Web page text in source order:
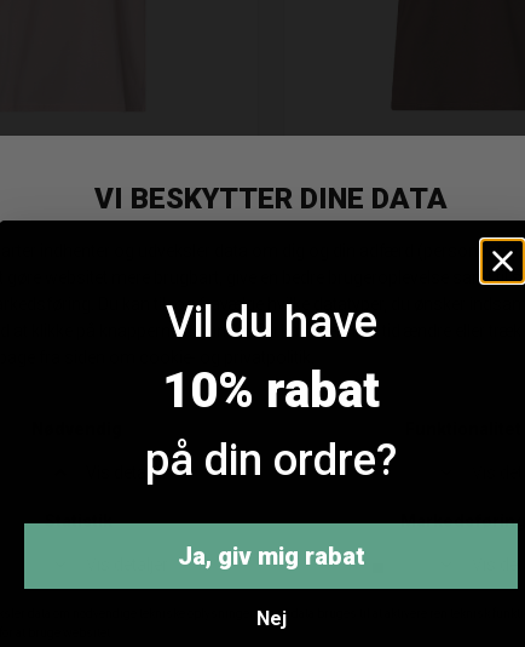
love1303-3 T-shirt love1303-3 T-shirt
DKK 299,95
Vil du have
10% rabat
på din ordre?
Ja, giv mig rabat
Nej